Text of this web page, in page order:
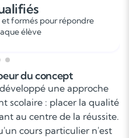
et formés pour répondre
élève
du concept
une approche
scolaire : placer la qualité
au centre de la réussite.
cours particulier n'est